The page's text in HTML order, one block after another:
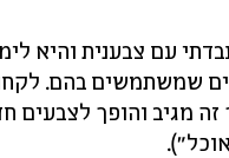
עם צבענית והיא
שמשתמשים בהם.
זה מגיב והופך